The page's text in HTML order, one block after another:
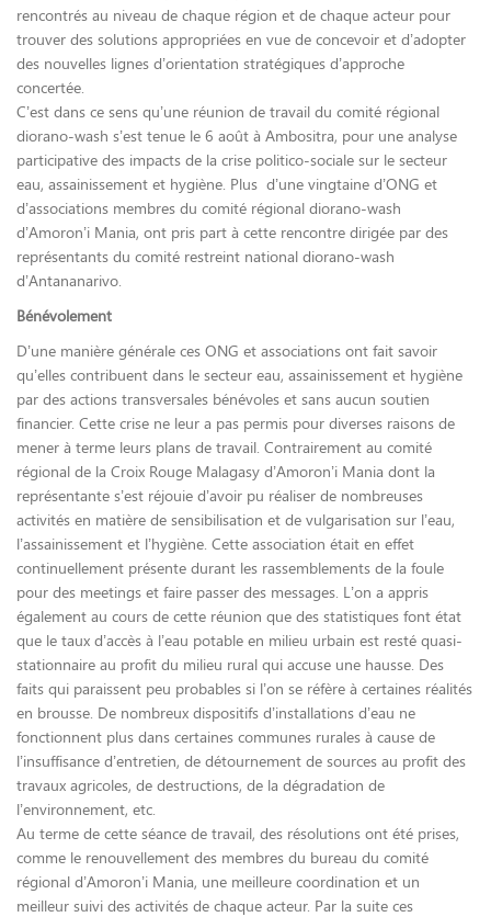
rencontrés au niveau de chaque région et de chaque acteur pour
trouver des solutions appropriées en vue de concevoir et d’adopter
des nouvelles lignes d’orientation stratégiques d’approche
concertée.
C’est dans ce sens qu’une réunion de travail du comité régional
diorano-wash s’est tenue le 6 août à Ambositra, pour une analyse
participative des impacts de la crise politico-sociale sur le secteur
eau, assainissement et hygiène. Plus d’une vingtaine d’ONG et
d’associations membres du comité régional diorano-wash
d’Amoron’i Mania, ont pris part à cette rencontre dirigée par des
représentants du comité restreint national diorano-wash
d’Antananarivo.
Bénévolement
D’une manière générale ces ONG et associations ont fait savoir
qu’elles contribuent dans le secteur eau, assainissement et hygiène
par des actions transversales bénévoles et sans aucun soutien
financier. Cette crise ne leur a pas permis pour diverses raisons de
mener à terme leurs plans de travail. Contrairement au comité
régional de la Croix Rouge Malagasy d’Amoron’i Mania dont la
représentante s’est réjouie d’avoir pu réaliser de nombreuses
activités en matière de sensibilisation et de vulgarisation sur l’eau,
l’assainissement et l’hygiène. Cette association était en effet
continuellement présente durant les rassemblements de la foule
pour des meetings et faire passer des messages. L’on a appris
également au cours de cette réunion que des statistiques font état
que le taux d’accès à l’eau potable en milieu urbain est resté quasi-
stationnaire au profit du milieu rural qui accuse une hausse. Des
faits qui paraissent peu probables si l’on se réfère à certaines réalités
en brousse. De nombreux dispositifs d’installations d’eau ne
fonctionnent plus dans certaines communes rurales à cause de
l’insuffisance d’entretien, de détournement de sources au profit des
travaux agricoles, de destructions, de la dégradation de
l’environnement, etc.
Au terme de cette séance de travail, des résolutions ont été prises,
comme le renouvellement des membres du bureau du comité
régional d’Amoron’i Mania, une meilleure coordination et un
meilleur suivi des activités de chaque acteur. Par la suite ces